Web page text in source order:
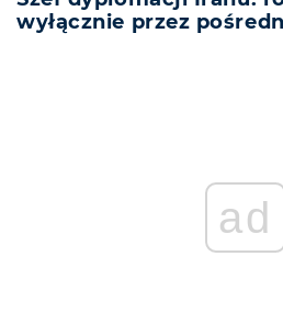
wyłącznie przez
ad